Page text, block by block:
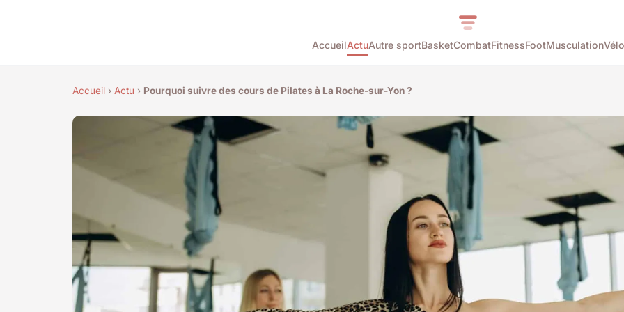
AccueilActuAutre sportBasketCombatFitnessFootMusculationVélo
Accueil › Actu › Pourquoi suivre des cours de Pilates à La Roche-sur-Yon ?